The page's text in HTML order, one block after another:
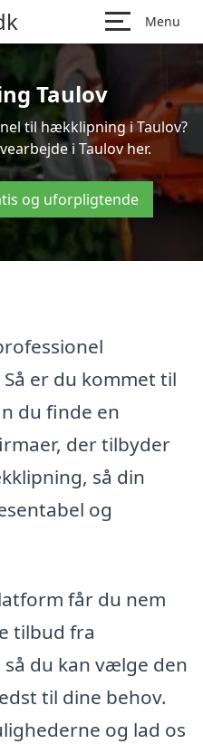
Menu
Taulov
til hækklipning i Taulov?
i Taulov her.
og uforpligtende
er du kommet til
du finde en
der tilbyder
så din
og
får du nem
tilbud fra
du kan vælge den
til dine behov.
og lad os